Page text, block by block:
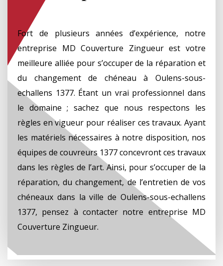
Fort de plusieurs années d’expérience, notre
entreprise MD Couverture Zingueur est votre
meilleure alliée pour s’occuper de la réparation et
du changement de chéneau à Oulens-sous-
echallens 1377. Étant un vrai professionnel dans
le domaine ; sachez que nous respectons les
règles en vigueur pour réaliser ces travaux. Ayant
les matériels nécessaires à notre disposition, nos
équipes de couvreurs 1377 concevront ces travaux
dans les règles de l’art. Ainsi, pour s’occuper de la
réparation, du changement, de l’entretien de vos
chéneaux dans la ville de Oulens-sous-echallens
1377, pensez à contacter notre entreprise MD
Couverture Zingueur.